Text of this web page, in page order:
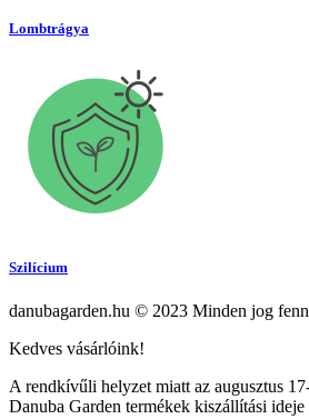
Lombtrágya
Szilícium
danubagarden.hu © 2023 Minden jog
Kedves vásárlóink!
A rendkívűli helyzet miatt az augusztus
Danuba Garden termékek kiszállítási